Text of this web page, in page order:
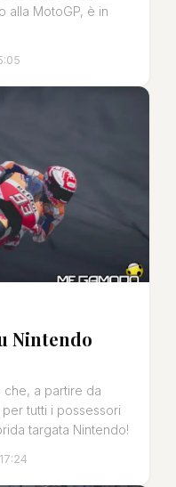
alla MotoGP, è in
Nintendo
che, a partire da
tutti i possessori
targata Nintendo!